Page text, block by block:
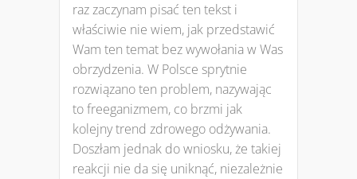
raz zaczynam pisać ten tekst i
właściwie nie wiem, jak przedstawić
Wam ten temat bez wywołania w Was
obrzydzenia. W Polsce sprytnie
rozwiązano ten problem, nazywając
to freeganizmem, co brzmi jak
kolejny trend zdrowego odżywania.
Doszłam jednak do wniosku, że takiej
reakcji nie da się uniknąć, niezależnie